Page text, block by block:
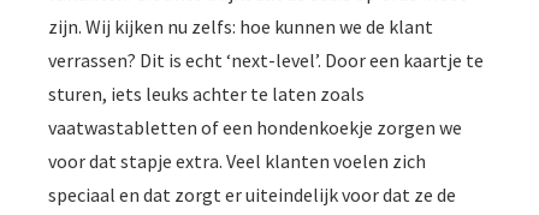
zijn. Wij kijken nu zelfs: hoe kunnen we de klant
verrassen? Dit is echt ‘next-level’. Door een kaartje te
sturen, iets leuks achter te laten zoals
vaatwastabletten of een hondenkoekje zorgen we
voor dat stapje extra. Veel klanten voelen zich
speciaal en dat zorgt er uiteindelijk voor dat ze de